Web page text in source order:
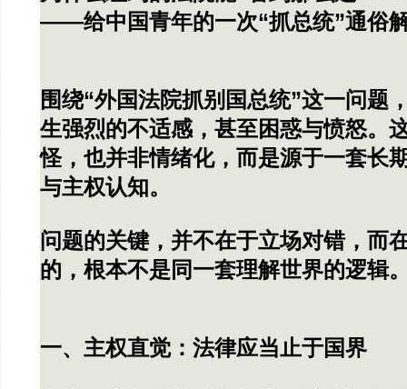
——给中国青年的一次“抓总统”通俗
围绕“外国法院抓别国总统”这一问题
生强烈的不适感，甚至困惑与愤怒。
怪，也并非情绪化，而是源于一套长
与主权认知。
问题的关键，并不在于立场对错，而
的，根本不是同一套理解世界的逻辑
一、主权直觉：法律应当止于国界